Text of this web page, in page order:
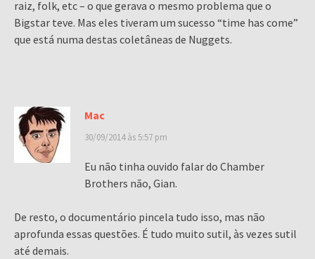
raiz, folk, etc – o que gerava o mesmo problema que o
Bigstar teve. Mas eles tiveram um sucesso “time has come”
que está numa destas coletâneas de Nuggets.
Mac
30/09/2014 às 5:57 pm
Eu não tinha ouvido falar do Chamber
Brothers não, Gian.
De resto, o documentário pincela tudo isso, mas não
aprofunda essas questões. É tudo muito sutil, às vezes sutil
até demais.